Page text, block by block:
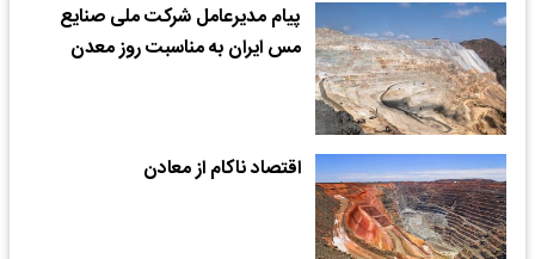
پیام مدیرعامل شرکت ملی صنایع
مس ایران به مناسبت روز معدن
اقتصاد ناکام از معادن